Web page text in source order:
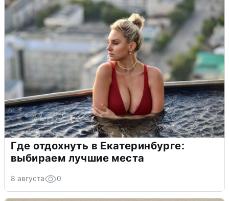
Где отдохнуть в Екатеринбурге:
выбираем лучшие места
8 августа 0